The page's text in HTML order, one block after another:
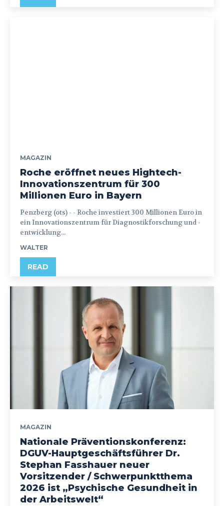
MAGAZIN
Roche eröffnet neues Hightech-
Innovationszentrum für 300
Millionen Euro in Bayern
Penzberg (ots) - - Roche investiert 300 Millionen Euro in
ein Innovationszentrum für Diagnostikforschung und -
entwicklung...
WALTER
READ
MAGAZIN
Nationale Präventionskonferenz:
DGUV-Hauptgeschäftsführer Dr.
Stephan Fasshauer neuer
Vorsitzender / Schwerpunktthema
2026 ist „Psychische Gesundheit in
der Arbeitswelt“